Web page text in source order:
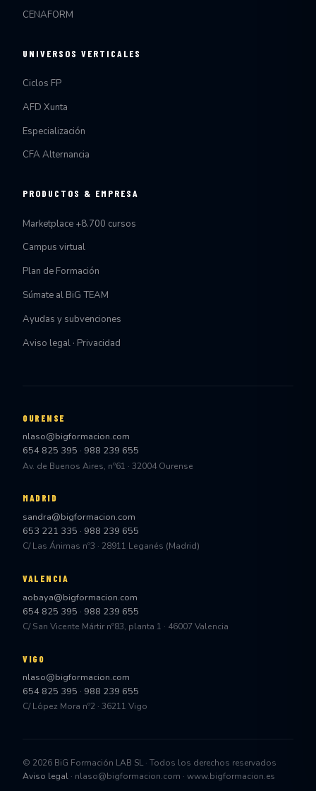
CENAFORM
UNIVERSOS VERTICALES
Ciclos FP
AFD Xunta
Especialización
CFA Alternancia
PRODUCTOS & EMPRESA
Marketplace +8.700 cursos
Campus virtual
Plan de Formación
Súmate al BiG TEAM
Ayudas y subvenciones
Aviso legal · Privacidad
OURENSE
nlaso@bigformacion.com
654 825 395 · 988 239 655
Av. de Buenos Aires, nº61 · 32004 Ourense
MADRID
sandra@bigformacion.com
653 221 335 · 988 239 655
C/ Las Ánimas nº3 · 28911 Leganés (Madrid)
VALENCIA
aobaya@bigformacion.com
654 825 395 · 988 239 655
C/ San Vicente Mártir nº83, planta 1 · 46007 Valencia
VIGO
nlaso@bigformacion.com
654 825 395 · 988 239 655
C/ López Mora nº2 · 36211 Vigo
© 2026 BiG Formación LAB SL · Todos los derechos reservados
Aviso legal · nlaso@bigformacion.com · www.bigformacion.es